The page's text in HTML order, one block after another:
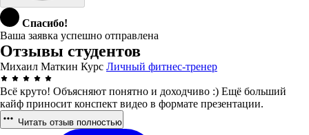
Спасибо!
Ваша заявка успешно отправлена
Отзывы студентов
Михаил Маткин Курс Личный фитнес-тренер
Всё круто! Объясняют понятно и доходчиво :) Ещё больший
кайф приносит конспект видео в формате презентации.
Читать отзыв полностью